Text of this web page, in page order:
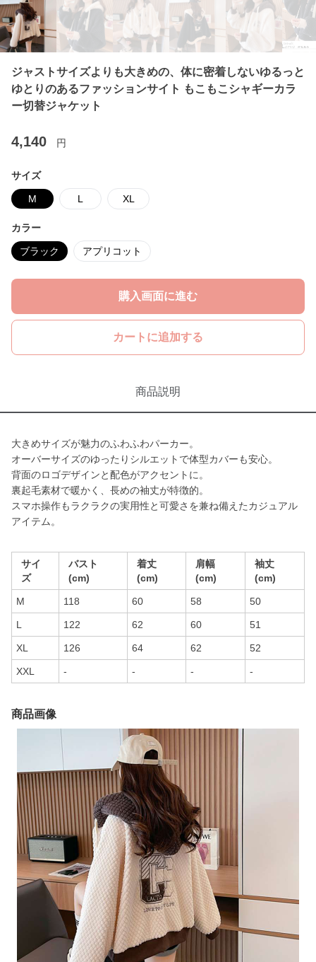
ジャストサイズよりも大きめの、体に密着しないゆるっと
ゆとりのあるファッションサイト もこもこシャギーカラ
ー切替ジャケット
4,140 円
サイズ
M L XL
カラー
ブラック アプリコット
購入画面に進む
カートに追加する
商品説明
大きめサイズが魅力のふわふわパーカー。
オーバーサイズのゆったりシルエットで体型カバーも安心。
背面のロゴデザインと配色がアクセントに。
裏起毛素材で暖かく、長めの袖丈が特徴的。
スマホ操作もラクラクの実用性と可愛さを兼ね備えたカジュアル
アイテム。
サイ
ズ
バスト
(cm)
着丈
(cm)
肩幅
(cm)
袖丈
(cm)
M 118 60 58 50
L 122 62 60 51
XL 126 64 62 52
XXL - - - -
商品画像